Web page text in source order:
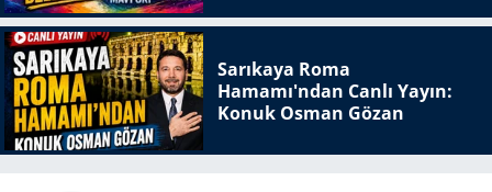
Sarıkaya Roma
Hamamı'ndan Canlı Yayın:
Konuk Osman Gözan